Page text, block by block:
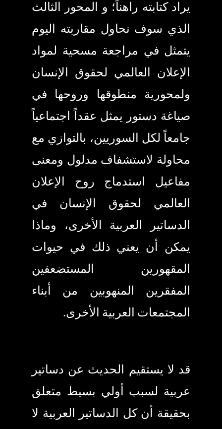
يراد كتابته راهناً؛ و المحور الثالث
الذي سوف نحاول مقاربته اليوم
يتمثل في مراجعة مسحية لمواد
الإعلان العالمي لحقوق الإنسان
ولمحورية منطوقها وروحها في
صياغة دستور يمثل عقداً اجتماعياً
جامعاً لكل السوريين، بالتوازي مع
محاولة لاستشفاف مدلول ومعنى
مفاعيل استدماج روح الإعلان
العالمي لحقوق الإنسان في
الدساتير العربية الأخرى، وماذا
يمكن أن يعني ذلك في حيوات
المقهورين المستضعفين
المفقرين المنهوبين من أبناء
المجتمعات العربية الأخرى.
قد لا يستقيم الحديث عن دساتير
عربية لسبب أولي بسيط متعلق
بحقيقة أن كل الدساتير العربية لا